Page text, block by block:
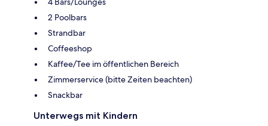
2 Poolbars
Strandbar
Coffeeshop
Kaffee/Tee im öffentlichen Bereich
Zimmerservice (bitte Zeiten beachten)
Snackbar
Unterwegs mit Kindern